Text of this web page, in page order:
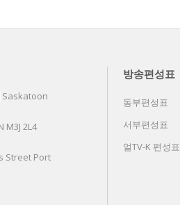
M3J 2L4
Street Port
방송편성표
동부편성표
서부편성표
얼TV-K 편성표